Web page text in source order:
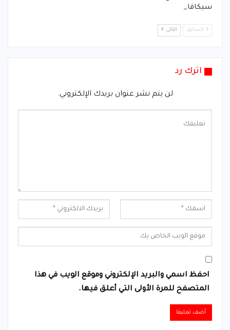
سيكافا_
السابق التالي
اترك رد
لن يتم نشر عنوان بريدك الإلكتروني.
احفظ اسمي والبريد الإلكتروني وموقع الويب في هذا
المتصفح للمرة الأولى التي أعلق فيها.